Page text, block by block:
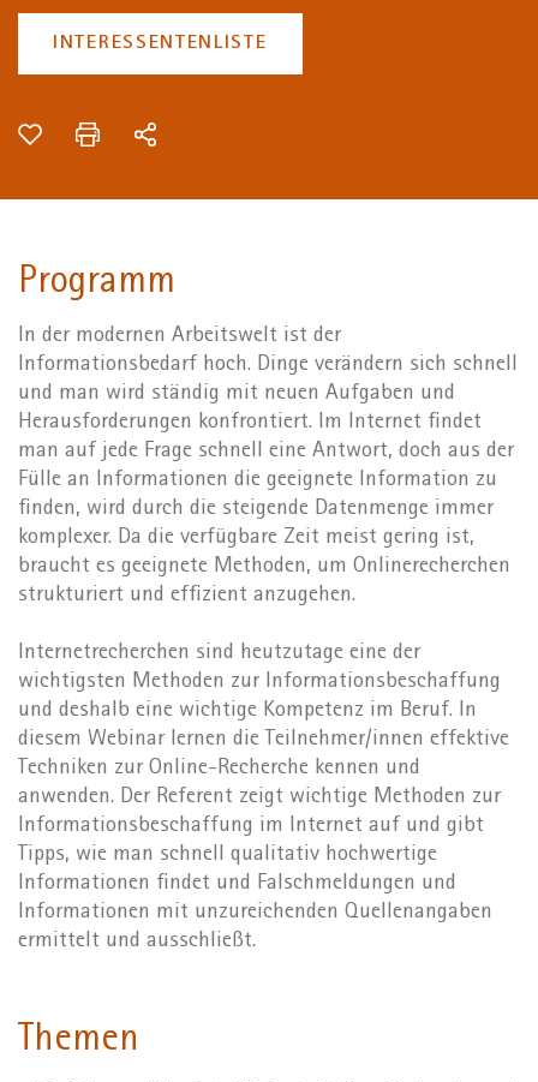
navigate
interact
the
INTERESSENTENLISTE
Programm
In der modernen Arbeitswelt ist der
Informationsbedarf hoch. Dinge verändern sich schnell
und man wird ständig mit neuen Aufgaben und
Herausforderungen konfrontiert. Im Internet findet
man auf jede Frage schnell eine Antwort, doch aus der
Fülle an Informationen die geeignete Information zu
finden, wird durch die steigende Datenmenge immer
komplexer. Da die verfügbare Zeit meist gering ist,
braucht es geeignete Methoden, um Onlinerecherchen
strukturiert und effizient anzugehen.
Internetrecherchen sind heutzutage eine der
wichtigsten Methoden zur Informationsbeschaffung
und deshalb eine wichtige Kompetenz im Beruf. In
diesem Webinar lernen die Teilnehmer/innen effektive
Techniken zur Online-Recherche kennen und
anwenden. Der Referent zeigt wichtige Methoden zur
Informationsbeschaffung im Internet auf und gibt
Tipps, wie man schnell qualitativ hochwertige
Informationen findet und Falschmeldungen und
Informationen mit unzureichenden Quellenangaben
ermittelt und ausschließt.
Themen